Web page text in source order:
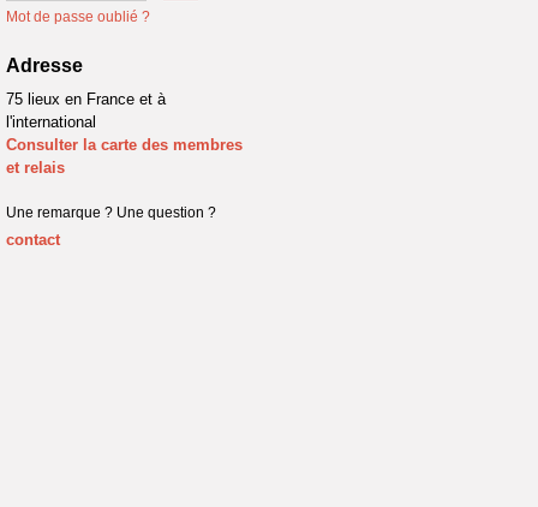
Mot de passe oublié ?
Adresse
75 lieux en France et à
l'international
Consulter la carte des membres
et relais
Une remarque ? Une question ?
contact